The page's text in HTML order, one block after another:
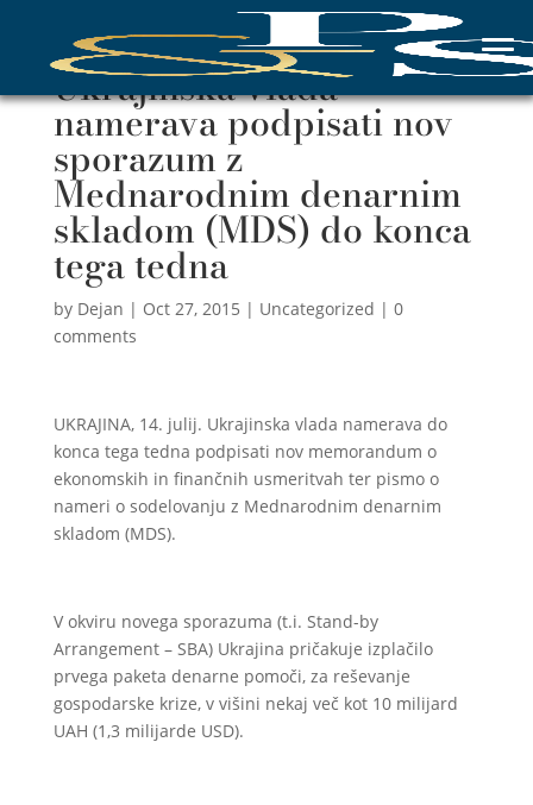
Ukrajinska vlada
namerava podpisati nov
sporazum z
Mednarodnim denarnim
skladom (MDS) do konca
tega tedna
by Dejan | Oct 27, 2015 | Uncategorized | 0
comments
UKRAJINA, 14. julij. Ukrajinska vlada namerava do
konca tega tedna podpisati nov memorandum o
ekonomskih in finančnih usmeritvah ter pismo o
nameri o sodelovanju z Mednarodnim denarnim
skladom (MDS).
V okviru novega sporazuma (t.i. Stand-by
Arrangement – SBA) Ukrajina pričakuje izplačilo
prvega paketa denarne pomoči, za reševanje
gospodarske krize, v višini nekaj več kot 10 milijard
UAH (1,3 milijarde USD).